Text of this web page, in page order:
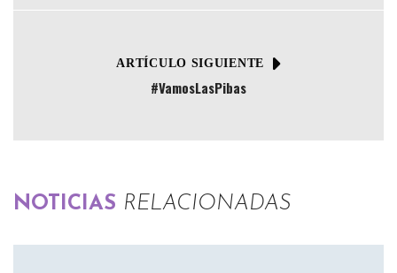
ARTÍCULO SIGUIENTE
#VamosLasPibas
NOTICIAS RELACIONADAS